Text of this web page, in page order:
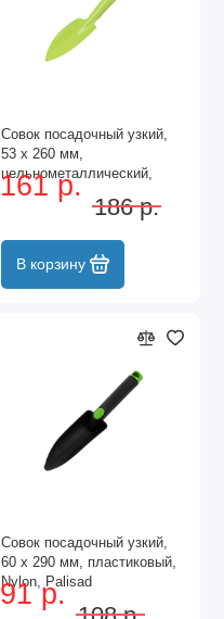
Совок посадочный узкий,
53 х 260 мм,
цельнометаллический,
Fresh Line, Palisad
161 р.
186 р.
В корзину
Совок посадочный узкий,
60 х 290 мм, пластиковый,
Nylon, Palisad
91 р.